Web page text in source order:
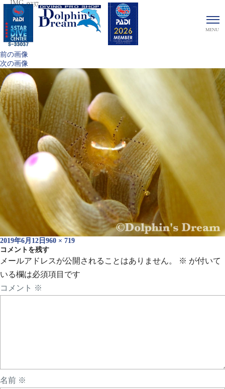
前の画像
次の画像
IMG_9237
投
稿
日:
2019年6月12日 フ
ル
サ
ズ
960 × 719
コメントを残す
メールアドレスが公開されることはありません。 ※ が付いて
いる欄は必須項目です
コメント ※
名前 ※